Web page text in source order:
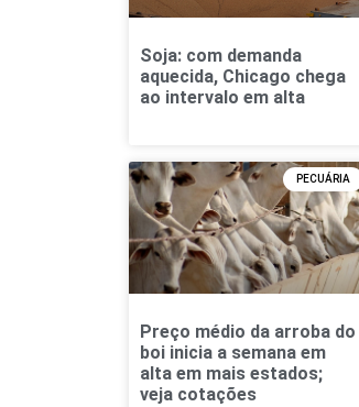
Soja: com demanda
aquecida, Chicago chega
ao intervalo em alta
PECUÁRIA
Preço médio da arroba do
boi inicia a semana em
alta em mais estados;
veja cotações